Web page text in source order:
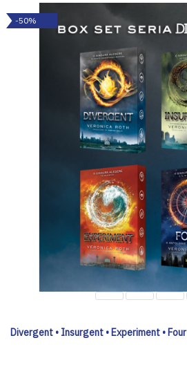
-50%
Divergent • Insurgent • Experiment • Four